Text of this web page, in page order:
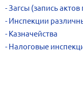
Загсы (запись
Инспекции
Казначейства
Налоговые